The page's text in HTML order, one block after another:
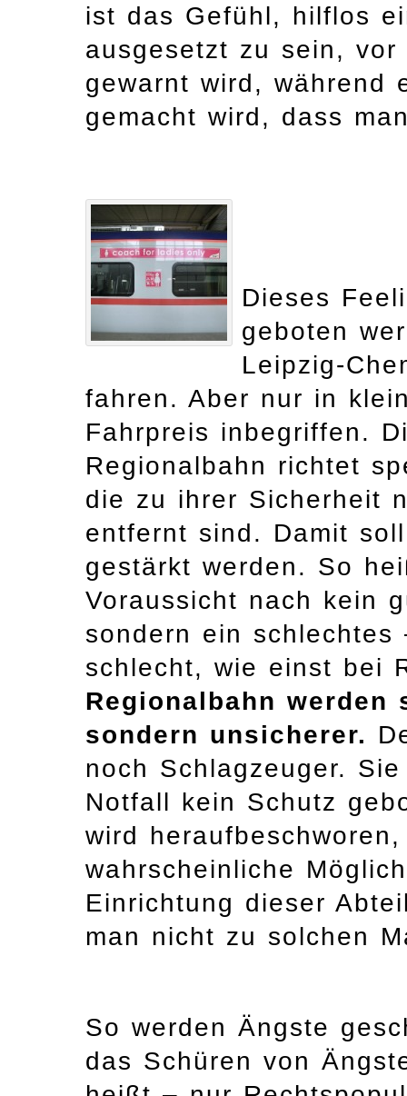
ist das Gefühl, hilflos
ausgesetzt zu sein,
gewarnt wird, während
gemacht wird, dass
Dieses
geboten
Leipzig-
fahren. Aber nur in
Fahrpreis inbegriffen.
Regionalbahn richtet
die zu ihrer Sicherheit
entfernt sind. Damit
gestärkt werden. So
Voraussicht nach kein
sondern ein
schlecht, wie einst bei
Regionalbahn
sondern unsicherer.
noch Schlagzeuger.
Notfall kein Schutz
wird
wahrscheinliche
Einrichtung dieser
man nicht zu solchen
So werden Ängste
das Schüren von